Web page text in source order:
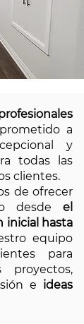
a
y
todas las
clientes.
de ofrecer
desde el
inicial hasta
equipo
para
e ideas